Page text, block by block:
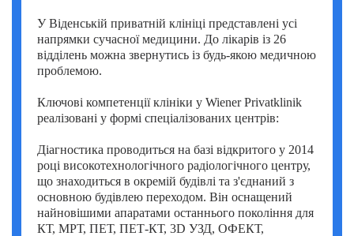
У Віденській приватній клініці представлені усі
напрямки сучасної медицини. До лікарів із 26
відділень можна звернутись із будь-якою медичною
проблемою.
Ключові компетенції клініки у Wiener Privatklinik
реалізовані у формі спеціалізованих центрів:
Діагностика проводиться на базі відкритого у 2014
році високотехнологічного радіологічного центру,
що знаходиться в окремій будівлі та з'єднаний з
основною будівлею переходом. Він оснащений
найновішими апаратами останнього покоління для
КТ, МРТ, ПЕТ, ПЕТ-КТ, 3D УЗД, ОФЕКТ,